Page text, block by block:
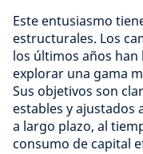
Este entusiasmo
estructurales. Los
los últimos años han
explorar una gama
Sus objetivos son
estables y ajustados
a largo plazo, al
consumo de capital